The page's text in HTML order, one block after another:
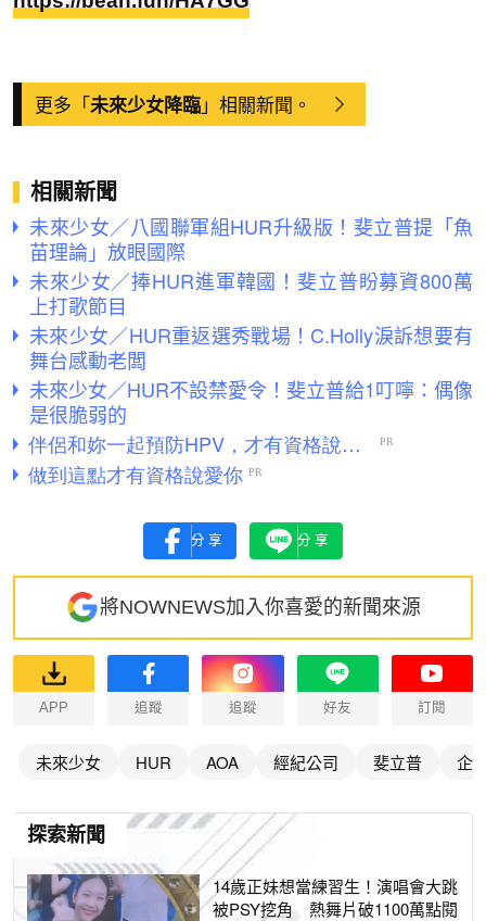
更多「未來少女降臨」相關新聞。
相關新聞
未來少女／八國聯軍組HUR升級版！斐立普提「魚
苗理論」放眼國際
未來少女／捧HUR進軍韓國！斐立普盼募資800萬
上打歌節目
未來少女／HUR重返選秀戰場！C.Holly淚訴想要有
舞台感動老闆
未來少女／HUR不設禁愛令！斐立普給1叮嚀：偶像
是很脆弱的
分享 分享
將NOWNEWS加入你喜愛的新聞來源
APP 追蹤 追蹤 好友 訂閱
未來少女 HUR AOA 經紀公司 斐立普 企
探索新聞
14歲正妹想當練習生！演唱會大跳
被PSY挖角 熱舞片破1100萬點閱